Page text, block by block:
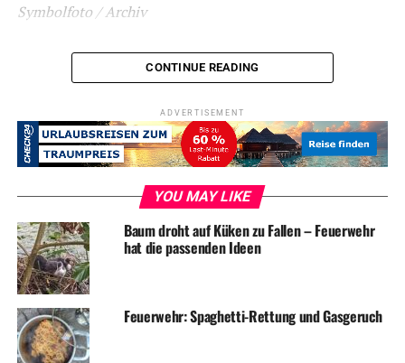
Symbolfoto / Archiv
ADVERTISEMENT
RELATED TOPICS: BLAULICHT NEWS
UP NEXT
Brandmeldealarm in der Evangelischen Stiftung
Benzin im Autohaus geklaut
CONTINUE READING
ADVERTISEMENT
YOU MAY LIKE
Baum droht auf Küken zu Fallen – Feuerwehr
hat die passenden Ideen
Feuerwehr: Spaghetti-Rettung und Gasgeruch